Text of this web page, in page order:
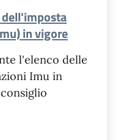
in vigore
l'elenco delle
Imu in